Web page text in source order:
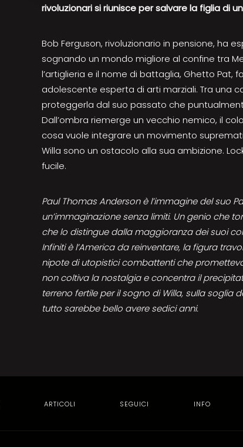
rivoluzionari si riunisce per salvare la figlia di
Bob Ferguson, rivoluzionario in pensione, ha
sognando un mondo migliore al confine tra
l’artiglieria e il nome di battaglia, Ghetto Pat,
adolescente esperta di arti marziali. Tra una
proteggerla dal suo passato che
Dall’ombra riemerge un vecchio nemico, il
cosa vuole integrare un movimento
Willa sono un ostacolo alla sua ambizione.
fucile.
Paul Thomas Anderson è l’immagine del suo
un’immaginazione senza limiti. Un genio che
che lo distingue dalla maggioranza dei suoi
Infiniti è l’America da reinventare, la figura
nipote di utopistici combattenti che
non coltiva la nostalgia e concentra il
terreno fertile per il sogno di Willa, sulla soglia
tutto sarebbe bello avere sedici anni.
ARTICOLI SEGUICI INFO